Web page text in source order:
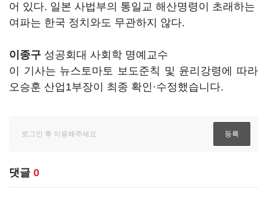
어 있다. 일본 사법부의 통일교 해산명령이 초래하는
여파는 한국 정치와도 무관하지 않다.
이종구 성공회대 사회학 명예교수
이 기사는 뉴스토마토 보도준칙 및 윤리강령에 따라
오승훈 산업1부장이 최종 확인·수정했습니다.
댓글 0